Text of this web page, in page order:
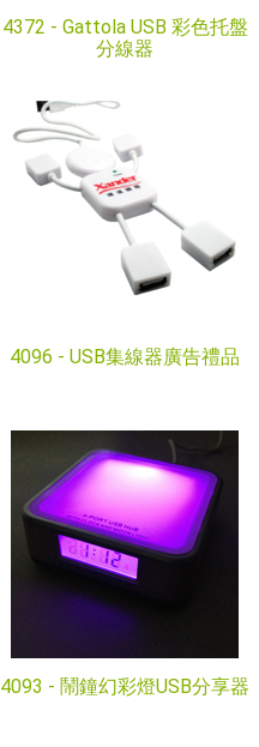
4372 - Gattola USB 彩色托盤
分線器
4096 - USB集線器廣告禮品
4093 - 鬧鐘幻彩燈USB分享器